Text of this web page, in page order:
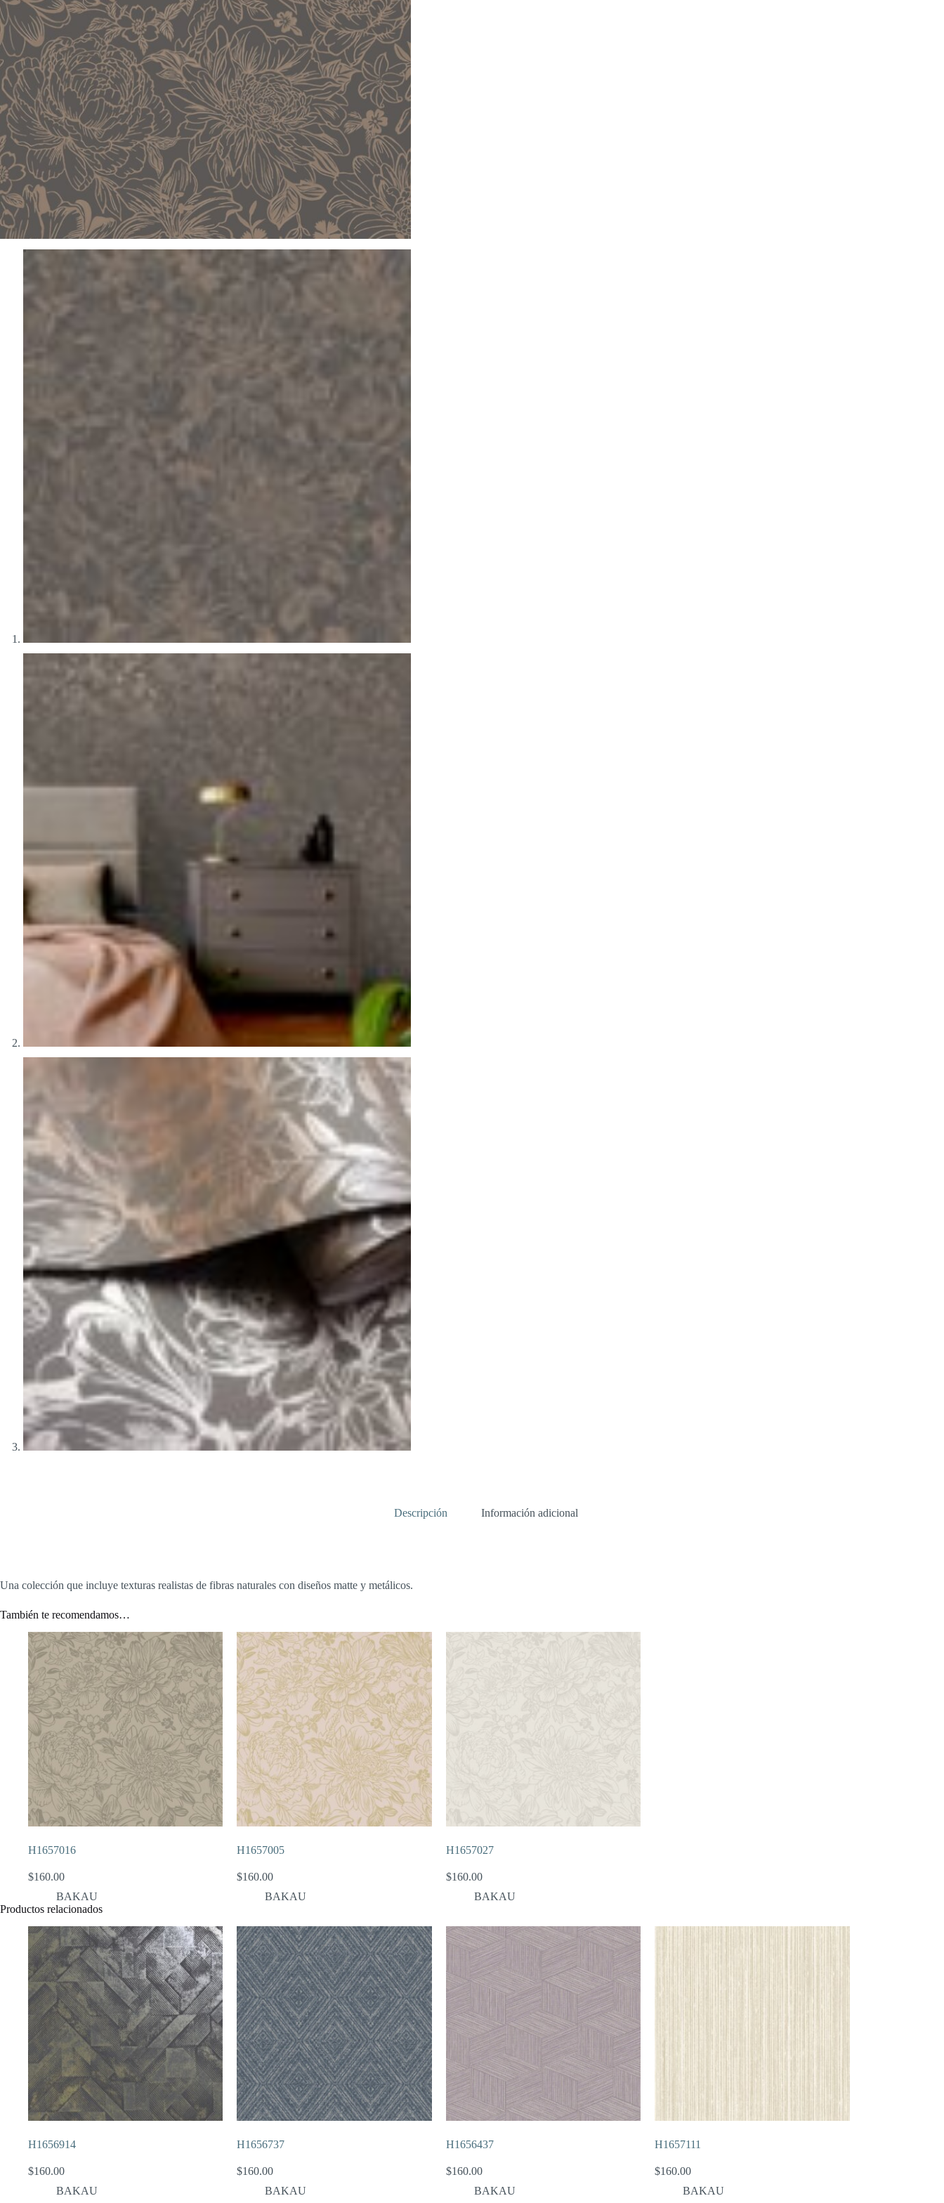
Descripción Información adicional
Una colección que incluye texturas realistas de fibras naturales con diseños matte y metálicos.
También te recomendamos…
H1657016
$160.00
BAKAU
H1657005
$160.00
BAKAU
H1657027
$160.00
BAKAU
Productos relacionados
H1656914
$160.00
BAKAU
H1656737
$160.00
BAKAU
H1656437
$160.00
BAKAU
H1657111
$160.00
BAKAU